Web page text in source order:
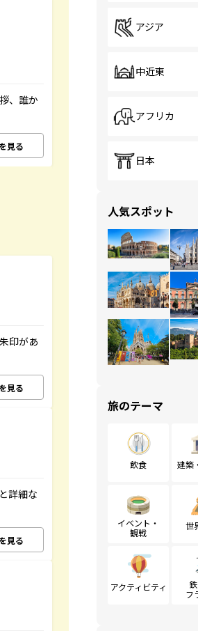
、誰か
見る
印があ
見る
詳細な
見る
アジア
中近東
アフリカ
日本
人気スポット
旅のテーマ
飲食 建築
イベント・
観戦
世
アクティビティ
フ